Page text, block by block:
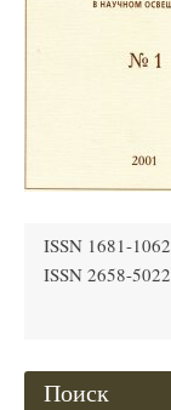
ISSN 1681-
ISSN 2658-
Поиск